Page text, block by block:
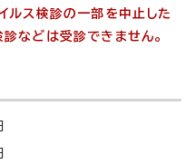
ルス検診の一部を中止した
などは受診できません。